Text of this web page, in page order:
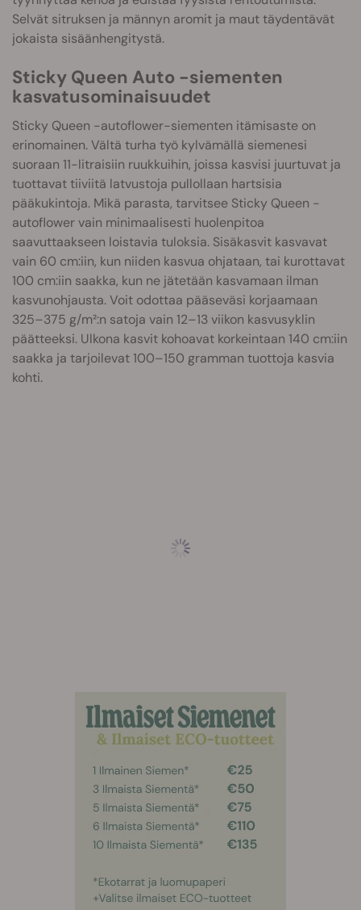
Selvät sitruksen ja männyn aromit ja maut täydentävät
jokaista sisäänhengitystä.
Sticky Queen Auto -siementen
kasvatusominaisuudet
Sticky Queen -autoflower-siementen itämisaste on
erinomainen. Vältä turha työ kylvämällä siemenesi
suoraan 11-litraisiin ruukkuihin, joissa kasvisi juurtuvat ja
tuottavat tiiviitä latvustoja pullollaan hartsisia
pääkukintoja. Mikä parasta, tarvitsee Sticky Queen -
autoflower vain minimaalisesti huolenpitoa
saavuttaakseen loistavia tuloksia. Sisäkasvit kasvavat
vain 60 cm:iin, kun niiden kasvua ohjataan, tai kurottavat
100 cm:iin saakka, kun ne jätetään kasvamaan ilman
kasvunohjausta. Voit odottaa pääseväsi korjaamaan
325–375 g/m²:n satoja vain 12–13 viikon kasvusyklin
päätteeksi. Ulkona kasvit kohoavat korkeintaan 140 cm:iin
saakka ja tarjoilevat 100–150 gramman tuottoja kasvia
kohti.